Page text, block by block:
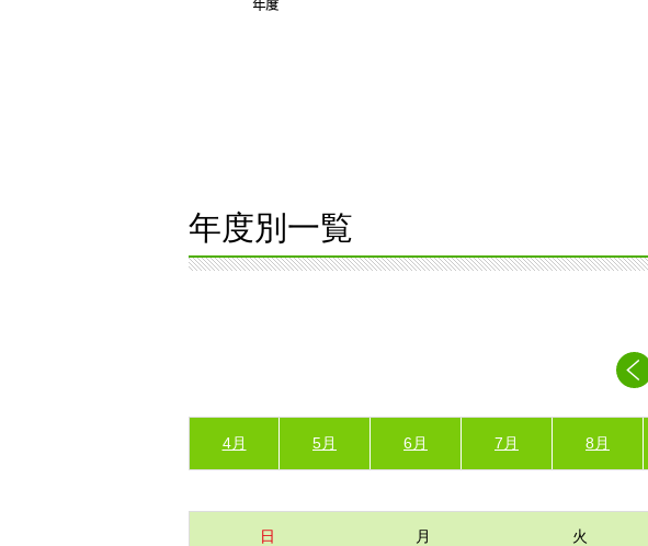
年度別一覧
4月 5月 6月 7月 8月
日 月 火